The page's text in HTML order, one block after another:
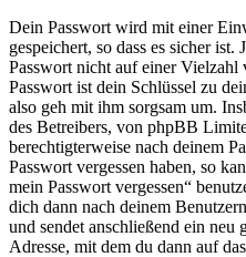
Dein Passwort wird mit einer
gespeichert, so dass es sicher
Passwort nicht auf einer Vielzahl
Passwort ist dein Schlüssel zu
also geh mit ihm sorgsam um.
des Betreibers, von phpBB
berechtigterweise nach deinem
Passwort vergessen haben, so
mein Passwort vergessen“
dich dann nach deinem
und sendet anschließend ein neu
Adresse, mit dem du dann auf